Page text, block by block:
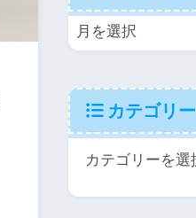
カテゴリー